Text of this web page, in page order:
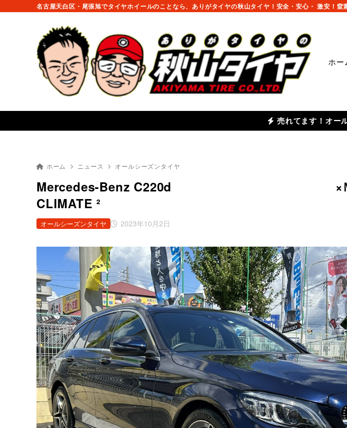
名古屋天白区・尾張旭でタイヤホイールのことなら、ありがタイヤの秋山タイヤ！安全・安心・ 激安！
ホー
売れてます！オー
ホーム ニュース オールシーズンタイヤ
Mercedes-Benz C220d ×Ｍ
CLIMATE ²
2023年10月2日
オールシーズンタイヤ